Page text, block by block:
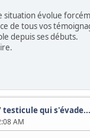
situation évolue
de tous vos
depuis ses débuts.
testicule qui s'évade...
AM